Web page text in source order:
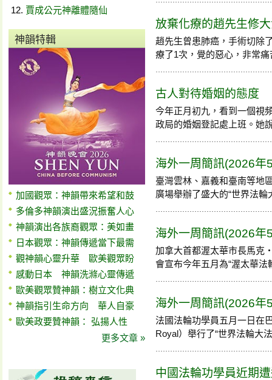
賈成公元神離體隨仙
神韻特輯
加國觀眾：神韻帶來希望和鼓
多倫多神韻演出盛況振奮人心
神韻演出各族裔觀眾：美如畫
日本觀眾：神韻傳遞當下最需
觀神韻心靈升華 歐美觀眾盼
感動日本 神韻洗滌心靈傳遞
歐美觀眾贊神韻：樹立文化典
神韻指引生命方向 華人自豪
歐美政要贊神韻： 弘揚人性
更多文章 »
放棄化療的趙先生修
趙先生曾患肺癌，手術切除
療了1次，覺的惡心，非常
古人對待婚姻的態度
今年正月初九，看到一個視
政局的婚姻登記處上班。她
海外一周簡訊(2026年
臺灣雲林、嘉義和臺南等地
廣場舉辦了盛大的“世界法輪
海外一周簡訊(2026年
加拿大首都渥太華市長馬克
會宣布今年五月為“渥太華法
海外一周簡訊(2026年
法國法輪功學員五月一日在
Royal）舉行了“世界法輪大
中國法輪功學員近期